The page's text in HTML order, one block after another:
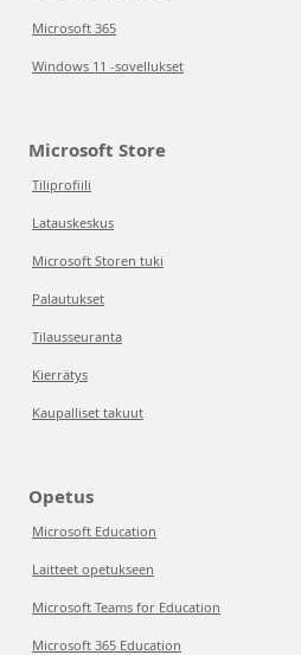
Microsoft 365
Windows 11 -sovellukset
Microsoft Store
Tiliprofiili
Latauskeskus
Microsoft Storen tuki
Palautukset
Tilausseuranta
Kierrätys
Kaupalliset takuut
Opetus
Microsoft Education
Laitteet opetukseen
Microsoft Teams for Education
Microsoft 365 Education